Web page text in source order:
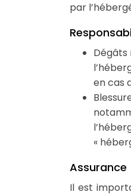
par
Dégâts
en cas
«
Assurance
Il est